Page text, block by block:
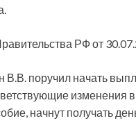
РФ от
поручил начать
изменения
начнут получать